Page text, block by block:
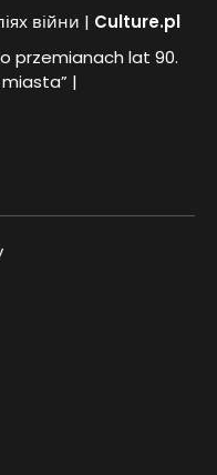
війни | Culture.pl
przemianach lat 90.
|